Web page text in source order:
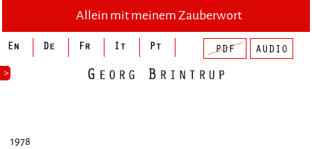
>
Allein mit meinem Zauberwort
1978